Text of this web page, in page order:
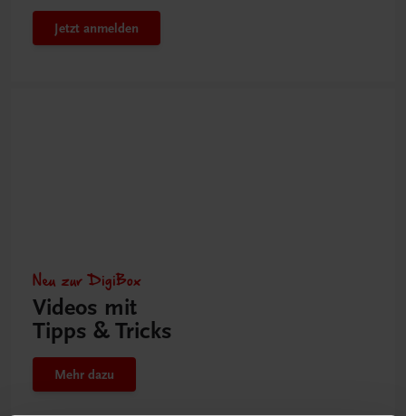
Jetzt anmelden
Neu zur DigiBox
Videos mit
Tipps & Tricks
Mehr dazu